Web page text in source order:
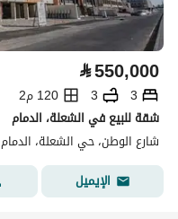
⃁550,000
3
3
120 م2
شقة للبيع في الشعلة، الدمام
شارع الوطن، حي الشعلة، الدمام
الإيميل